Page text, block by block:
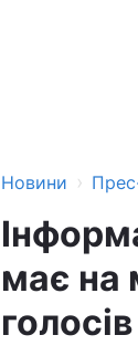
Новини ›
має на